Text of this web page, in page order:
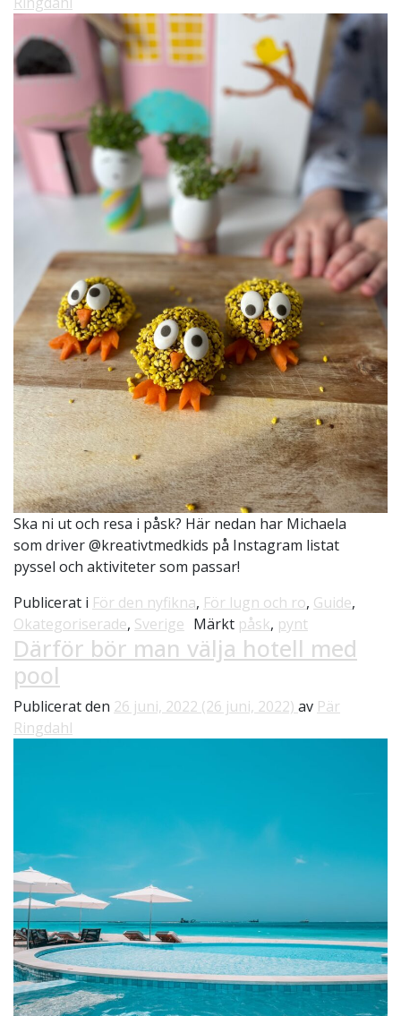
Ska ni ut och resa i påsk? Här nedan har Michaela
som driver @kreativtmedkids på Instagram listat
pyssel och aktiviteter som passar!
Publicerat i För den nyfikna, För lugn och ro, Guide,
Okategoriserade, Sverige Märkt påsk, pynt
Därför bör man välja hotell med
pool
Publicerat den 26 juni, 2022 (26 juni, 2022) av Pär
Ringdahl